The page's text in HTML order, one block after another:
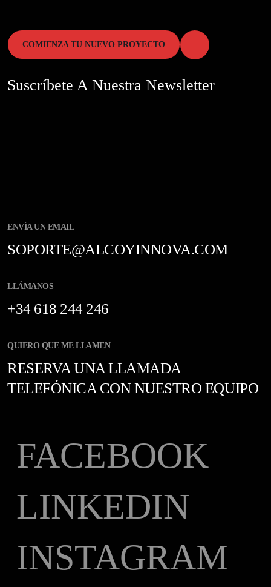
COMIENZA TU NUEVO PROYECTO
Suscríbete A Nuestra Newsletter
ENVÍA UN EMAIL
SOPORTE@ALCOYINNOVA.COM
LLÁMANOS
+34 618 244 246
QUIERO QUE ME LLAMEN
RESERVA UNA LLAMADA
TELEFÓNICA CON NUESTRO EQUIPO
FACEBOOK
LINKEDIN
INSTAGRAM